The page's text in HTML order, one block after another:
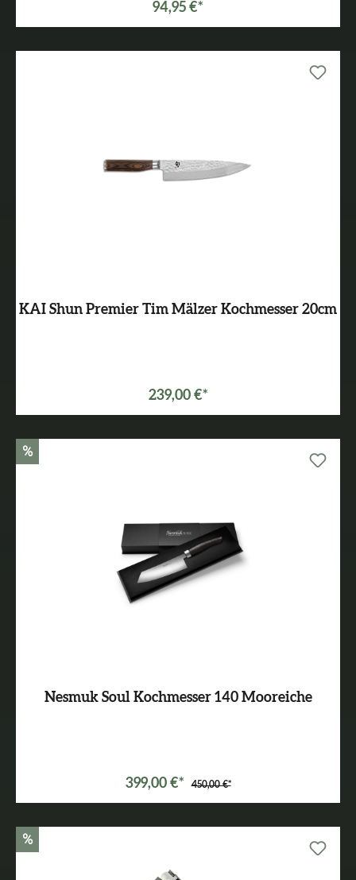
94,95 €*
KAI Shun Premier Tim Mälzer Kochmesser 20cm
239,00 €*
%
Nesmuk Soul Kochmesser 140 Mooreiche
399,00 €* 450,00 €*
%